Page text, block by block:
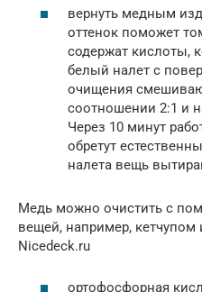
вернуть медным
оттенок поможет
содержат кислоты,
белый налет с
очищения
соотношении 2:1 и
Через 10 минут
обретут
налета вещь
Медь можно очистить с
вещей, например,
Nicedeck.ru
ортофосфорная